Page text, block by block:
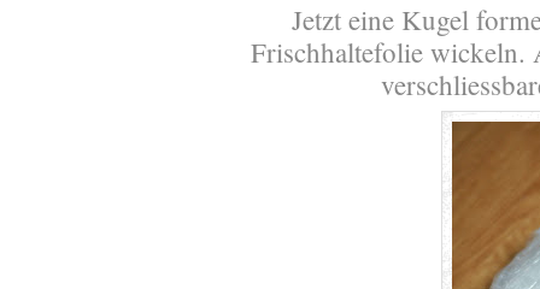
Jetzt eine Kugel
Frischhaltefolie wickeln.